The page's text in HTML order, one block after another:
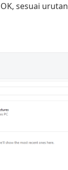
sesuai urutan